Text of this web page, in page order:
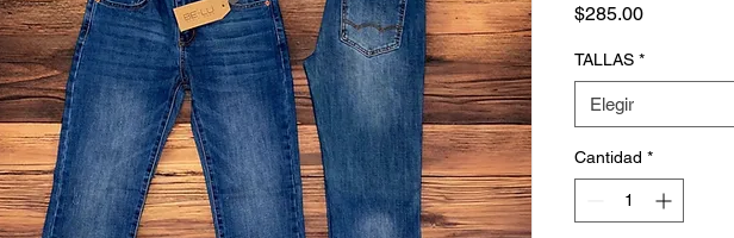
$285.00Precio
TALLAS *
Elegir
Cantidad *